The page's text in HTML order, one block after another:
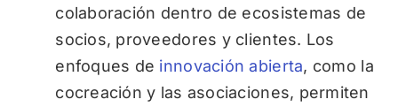
colaboración dentro de ecosistemas de
socios, proveedores y clientes. Los
enfoques de innovación abierta, como la
cocreación y las asociaciones, permiten